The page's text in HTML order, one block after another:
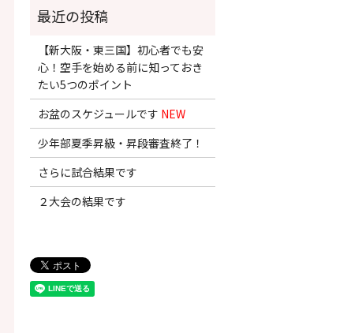
【新大阪・東三国】初心者でも安
心！空手を始める前に知っておき
たい5つのポイント
お盆のスケジュールです NEW
少年部夏季昇級・昇段審査終了！
さらに試合結果です
２大会の結果です